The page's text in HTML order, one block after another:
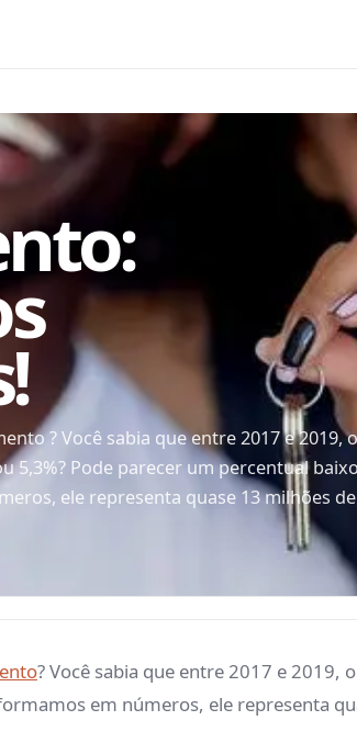
? Você sabia que entre 2017 e 2019, o
5,3%? Pode parecer um percentual
ele representa quase 13 milhões
? Você sabia que entre 2017 e 2019,
em números, ele representa